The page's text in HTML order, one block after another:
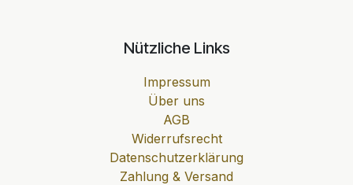
Nützliche Links
Impressum
Über uns
AGB
Widerrufsrecht
Datenschutzerklärung
Zahlung & Versand